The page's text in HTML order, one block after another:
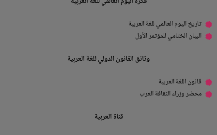
تاريخ اليوم العالمي للغة العربية
البيان الختامي للمؤتمر الأول
وثائق القانون الدولي للغة العربية
قانون اللغة العربية
محضر وزراء الثقافة العرب
قناة العربية